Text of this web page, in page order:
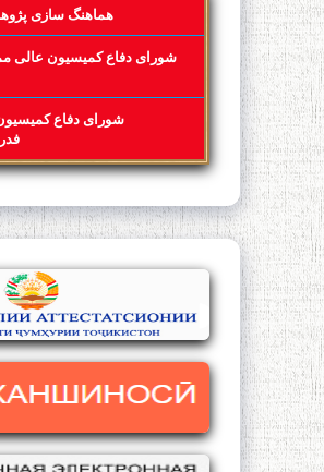
هماهنگ سازی
شورای دفاع کمیسیون عالی
شورای دفاع